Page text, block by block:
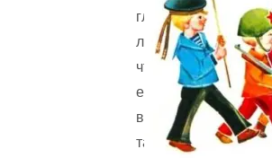
глупо
ль,
что
его
высоко
так